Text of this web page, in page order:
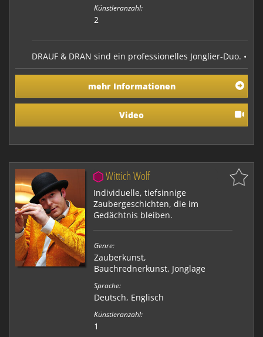
Künstleranzahl:
2
DRAUF & DRAN sind ein professionelles Jonglier-Duo. •
Bühnen- und Strassenshows sind eine Mischung aus
visuellem Humor. • In ihrer Lichtshow vereinigen Sie
Artistik mit der Computertechnik des 21.
Jahrhunderts. Ihre Requisiten werden durch mikroc…
mehr Informationen
Video
Wittich Wolf
Individuelle, tiefsinnige
Zaubergeschichten, die im
Gedächtnis bleiben.
Genre:
Zauberkunst,
Bauchrednerkunst, Jonglage
Sprache:
Deutsch, Englisch
Künstleranzahl:
1